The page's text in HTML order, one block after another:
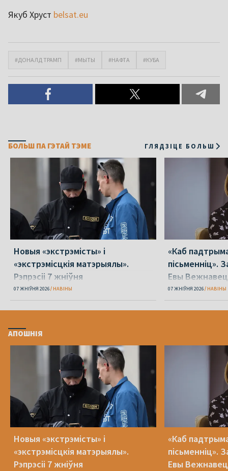
Якуб Хруст belsat.eu
#ДОНАЛД ТРАМП #МЫТЫ #НАФТА #КУБА
БОЛЬШ ПА ГЭТАЙ ТЭМЕ ГЛЯДЗІЦЕ БОЛЬШ
Новыя «экстрэмісты» і
«экстрэмісцкія матэрыялы».
Рэпрэсіі 7 жніўня
07 ЖНІЎНЯ 2026 НАВІНЫ
«Каб
пісьменніц».
Евы Вежнавец
07 ЖНІЎНЯ 2026 НАВІНЫ
АПОШНІЯ
Новыя «экстрэмісты» і
«экстрэмісцкія матэрыялы».
Рэпрэсіі 7 жніўня
«Каб
пісьменніц».
Евы Вежнавец